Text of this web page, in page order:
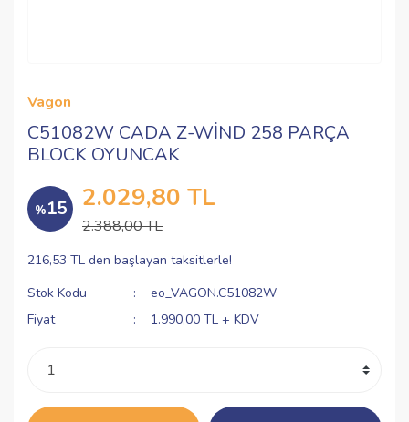
Vagon
C51082W CADA Z-WİND 258 PARÇA
BLOCK OYUNCAK
%15 2.029,80 TL
2.388,00 TL
216,53 TL den başlayan taksitlerle!
Stok Kodu
eo_VAGON.C51082W
Fiyat
1.990,00 TL + KDV